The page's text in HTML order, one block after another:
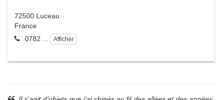
72500 Luceau
France
0782 ...
Afficher